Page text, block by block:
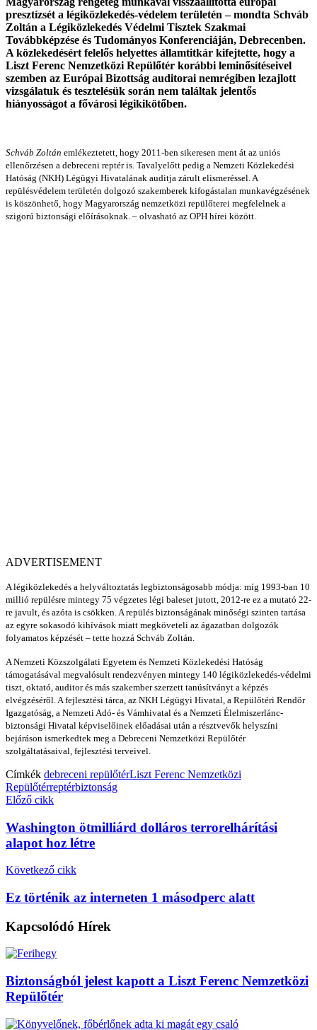
presztízsét a légiközlekedés-védelem területén – mondta Schváb
Zoltán a Légiközlekedés Védelmi Tisztek Szakmai
Továbbképzése és Tudományos Konferenciáján, Debrecenben.
A közlekedésért felelős helyettes államtitkár kifejtette, hogy a
Liszt Ferenc Nemzetközi Repülőtér korábbi leminősítéseivel
szemben az Európai Bizottság auditorai nemrégiben lezajlott
vizsgálatuk és tesztelésük során nem találtak jelentős
hiányosságot a fővárosi légikikötőben.
Schváb Zoltán emlékeztetett, hogy 2011-ben sikeresen ment át az uniós
ellenőrzésen a debreceni reptér is. Tavalyelőtt pedig a Nemzeti Közlekedési
Hatóság (NKH) Légügyi Hivatalának auditja zárult elismeréssel. A
repülésvédelem területén dolgozó szakemberek kifogástalan munkavégzésének
is köszönhető, hogy Magyarország nemzetközi repülőterei megfelelnek a
szigorú biztonsági előírásoknak. – olvasható az OPH hírei között.
ADVERTISEMENT
A légiközlekedés a helyváltoztatás legbiztonságosabb módja: míg 1993-ban 10
millió repülésre mintegy 75 végzetes légi baleset jutott, 2012-re ez a mutató 22-
re javult, és azóta is csökken. A repülés biztonságának minőségi szinten tartása
az egyre sokasodó kihívások miatt megköveteli az ágazatban dolgozók
folyamatos képzését – tette hozzá Schváb Zoltán.
A Nemzeti Közszolgálati Egyetem és Nemzeti Közlekedési Hatóság
támogatásával megvalósult rendezvényen mintegy 140 légiközlekedés-védelmi
tiszt, oktató, auditor és más szakember szerzett tanúsítványt a képzés
elvégzéséről. A fejlesztési tárca, az NKH Légügyi Hivatal, a Repülőtéri Rendőr
Igazgatóság, a Nemzeti Adó- és Vámhivatal és a Nemzeti Élelmiszerlánc-
biztonsági Hivatal képviselőinek előadásai után a résztvevők helyszíni
bejáráson ismerkedtek meg a Debreceni Nemzetközi Repülőtér
szolgáltatásaival, fejlesztési terveivel.
Címkék debreceni repülőtérLiszt Ferenc Nemzetközi
Repülőtérreptérbiztonság
Előző cikk
Washington ötmilliárd dolláros terrorelhárítási
alapot hoz létre
Következő cikk
Ez történik az interneten 1 másodperc alatt
Kapcsolódó Hírek
Biztonságból jelest kapott a Liszt Ferenc Nemzetközi
Repülőtér